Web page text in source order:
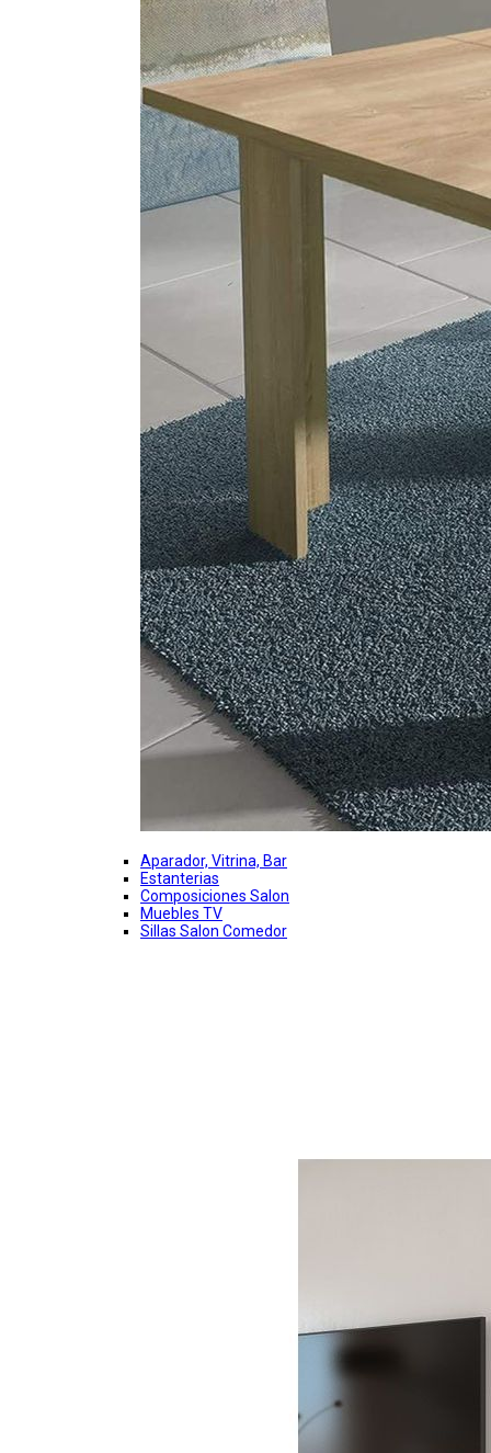
Aparador, Vitrina, Bar
Estanterias
Composiciones Salon
Muebles TV
Sillas Salon Comedor